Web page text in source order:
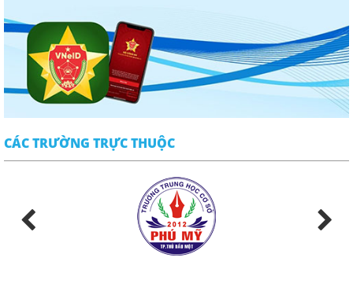
CÁC TRƯỜNG TRỰC THUỘC